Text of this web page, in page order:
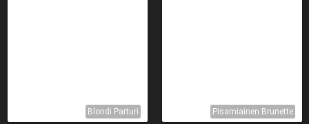
Blondi Parturi Pisamiainen Brunette